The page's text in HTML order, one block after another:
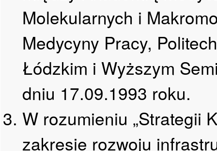
Molekularnych i
Medycyny Pracy,
Łódzkim i Wyższym
dniu 17.09.1993 roku.
W rozumieniu „Strategii
zakresie rozwoju